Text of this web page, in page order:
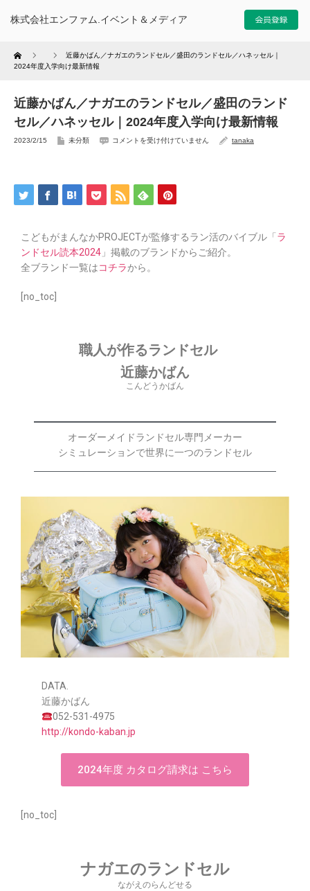
株式会社エンファム.イベント＆メディア
Home
近藤かばん／ナガエのランドセル／盛田のランドセル／ハネッセル｜
2024年度入学向け最新情報
近藤かばん／ナガエのランドセル／盛田のランド
セル／ハネッセル｜2024年度入学向け最新情報
2023/2/15 未分類 コメントを受け付けていません tanaka
こどもがまんなかPROJECTが監修するラン活のバイブル「 ラ
ンドセル読本2024 」掲載のブランドからご紹介。
全ブランド一覧はコチラから。
[no_toc]
職人が作るランドセル
近藤かばん
こんどうかばん
オーダーメイドランドセル専門メーカー
シミュレーションで世界に一つのランドセル
DATA.
近藤かばん
052-531-4975
http://kondo-kaban.jp
2024年度 カタログ請求は こちら
[no_toc]
ナガエのランドセル
ながえのらんどせる